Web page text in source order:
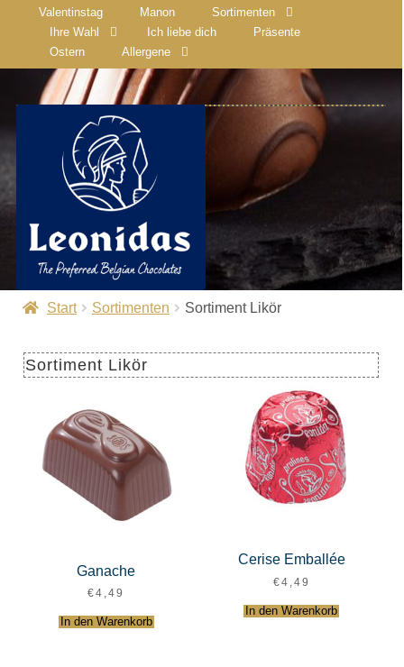
Valentinstag Manon
Sortimenten
Ihre Wahl
Ich liebe dich
Präsente
Ostern
Allergene
Start Sortimenten Sortiment Likör
Sortiment Likör
Ganache
€4,49
In den Warenkorb
Cerise Emballée
€4,49
In den Warenkorb